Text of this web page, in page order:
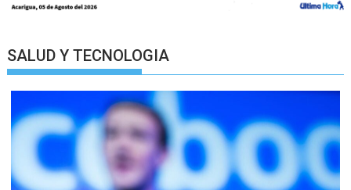
SALUD Y TECNOLOGIA